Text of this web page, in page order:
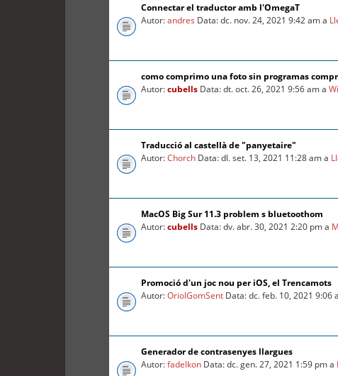
Connectar el traductor amb l'OmegaT
Autor:andres Data: dc. nov. 24, 2021 9:42 am a
como comprimo una foto sin programas
Autor:cubells Data: dt. oct. 26, 2021 9:56 am a
Traducció al castellà de "panyetaire"
Autor:Chorch Data: dl. set. 13, 2021 11:28 am a
MacOS Big Sur 11.3 problem s bluetoothom
Autor:cubells Data: dv. abr. 30, 2021 2:20 pm a
Promoció d'un joc nou per iOS, el Trencamots
Autor:OriolGomSent Data: dc. feb. 10, 2021 9:06
Generador de contrasenyes llargues
Autor:fadelkon Data: dc. gen. 27, 2021 1:59 pm a